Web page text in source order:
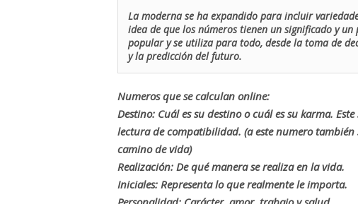
La moderna se ha expandido para incluir
idea de que los números tienen un significado y
popular y se utiliza para todo, desde la toma de
y la predicción del futuro.
Numeros que se calculan online:
Destino: Cuál es su destino o cuál es su karma.
lectura de compatibilidad. (a este numero
camino de vida)
Realización: De qué manera se realiza en la vida.
Iniciales: Representa lo que realmente le importa.